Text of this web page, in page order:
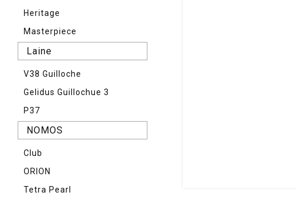
Heritage
Masterpiece
Laine
V38 Guilloche
Gelidus Guillochue 3
P37
NOMOS
Club
ORION
Tetra Pearl